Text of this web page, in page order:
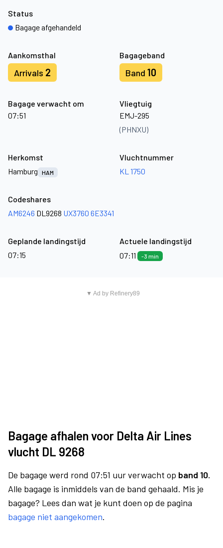
Aankomsthal
Arrivals 2
Bagageband
Band 10
Bagage verwacht om
07:51
Vliegtuig
EMJ-295
(PHNXU)
Status
Bagage afgehandeld
Herkomst
Hamburg
HAM
Vluchtnummer
KL 1750
Codeshares
AM6246 DL9268 UX3760 6E3341
Geplande landingstijd
07:15
Actuele landingstijd
07:11
-3 min
▼ Ad by Refinery89
Bagage afhalen voor Delta Air Lines
vlucht DL 9268
De bagage werd rond 07:51 uur verwacht op band 10.
Alle bagage is inmiddels van de band gehaald. Mis je
bagage? Lees dan wat je kunt doen op de pagina
bagage niet aangekomen.